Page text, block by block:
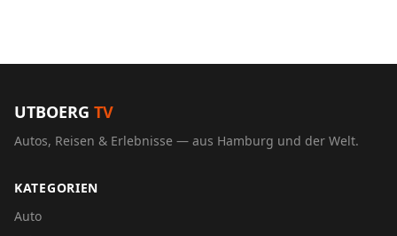
UTBOERG TV
Autos, Reisen & Erlebnisse — aus Hamburg und der Welt.
KATEGORIEN
Auto